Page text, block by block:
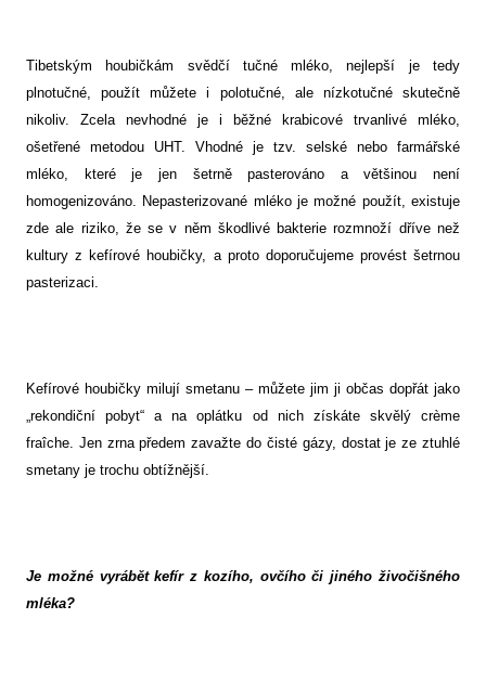
Tibetským houbičkám svědčí tučné mléko, nejlepší je tedy
plnotučné, použít můžete i polotučné, ale nízkotučné skutečně
nikoliv. Zcela nevhodné je i běžné krabicové trvanlivé mléko,
ošetřené metodou UHT. Vhodné je tzv. selské nebo farmářské
mléko, které je jen šetrně pasterováno a většinou není
homogenizováno. Nepasterizované mléko je možné použít, existuje
zde ale riziko, že se v něm škodlivé bakterie rozmnoží dříve než
kultury z kefírové houbičky, a proto doporučujeme provést šetrnou
pasterizaci.
Kefírové houbičky milují smetanu – můžete jim ji občas dopřát jako
„rekondiční pobyt“ a na oplátku od nich získáte skvělý crème
fraîche. Jen zrna předem zavažte do čisté gázy, dostat je ze ztuhlé
smetany je trochu obtížnější.
Je možné vyrábět kefír z kozího, ovčího či jiného živočišného
mléka?